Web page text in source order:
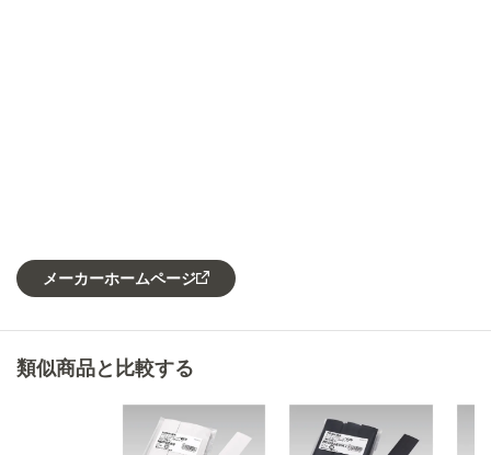
メーカーホームページ
類似商品と比較する